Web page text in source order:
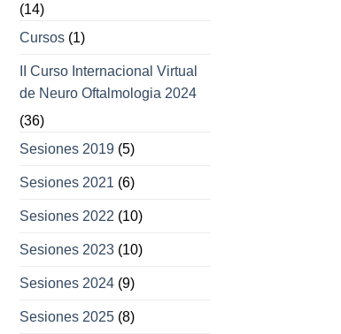
(14)
Cursos(1)
II Curso Internacional Virtual
de Neuro Oftalmologia 2024
(36)
Sesiones 2019(5)
Sesiones 2021 (6)
Sesiones 2022 (10)
Sesiones 2023(10)
Sesiones 2024(9)
Sesiones 2025(8)